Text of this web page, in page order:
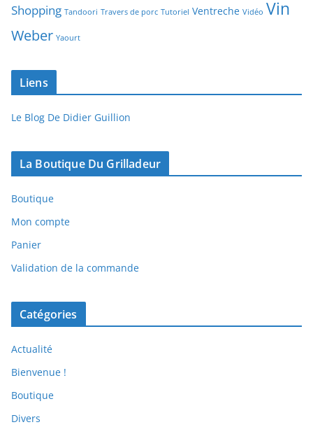
Shopping Tandoori Travers de porc Tutoriel Ventreche Vidéo Vin
Weber Yaourt
Liens
Le Blog De Didier Guillion
La Boutique Du Grilladeur
Boutique
Mon compte
Panier
Validation de la commande
Catégories
Actualité
Bienvenue !
Boutique
Divers